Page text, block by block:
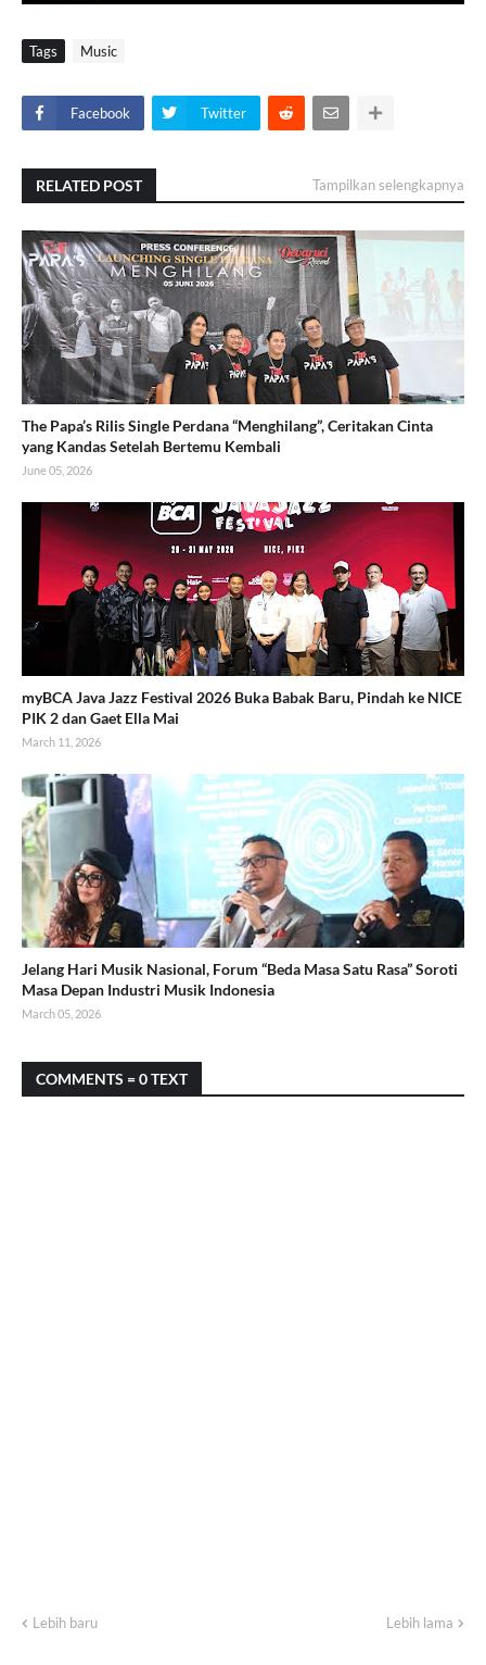
Tags Music
Facebook Twitter
RELATED POST Tampilkan selengkapnya
The Papa’s Rilis Single Perdana “Menghilang”, Ceritakan Cinta
yang Kandas Setelah Bertemu Kembali
June 05, 2026
myBCA Java Jazz Festival 2026 Buka Babak Baru, Pindah ke NICE
PIK 2 dan Gaet Ella Mai
March 11, 2026
Jelang Hari Musik Nasional, Forum “Beda Masa Satu Rasa” Soroti
Masa Depan Industri Musik Indonesia
March 05, 2026
COMMENTS = 0 TEXT
Lebih baru Lebih lama